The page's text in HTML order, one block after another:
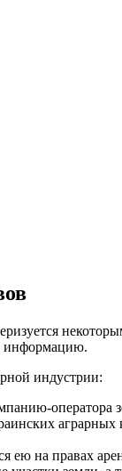
информацию.
индустрии:
оператора
ею на правах